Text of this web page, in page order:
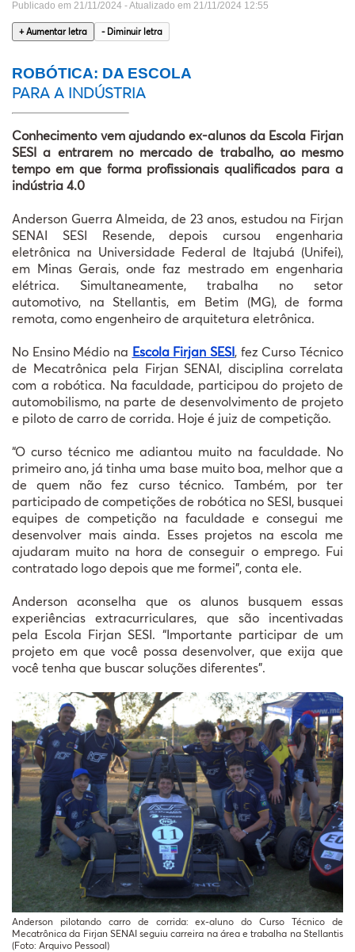
Publicado em 21/11/2024 - Atualizado em 21/11/2024 12:55
+ Aumentar letra - Diminuir letra
ROBÓTICA: DA ESCOLA
PARA A INDÚSTRIA
Conhecimento vem ajudando ex-alunos da Escola Firjan
SESI a entrarem no mercado de trabalho, ao mesmo
tempo em que forma profissionais qualificados para a
indústria 4.0
Anderson Guerra Almeida, de 23 anos, estudou na Firjan
SENAI SESI Resende, depois cursou engenharia
eletrônica na Universidade Federal de Itajubá (Unifei),
em Minas Gerais, onde faz mestrado em engenharia
elétrica. Simultaneamente, trabalha no setor
automotivo, na Stellantis, em Betim (MG), de forma
remota, como engenheiro de arquitetura eletrônica.
No Ensino Médio na Escola Firjan SESI, fez Curso Técnico
de Mecatrônica pela Firjan SENAI, disciplina correlata
com a robótica. Na faculdade, participou do projeto de
automobilismo, na parte de desenvolvimento de projeto
e piloto de carro de corrida. Hoje é juiz de competição.
“O curso técnico me adiantou muito na faculdade. No
primeiro ano, já tinha uma base muito boa, melhor que a
de quem não fez curso técnico. Também, por ter
participado de competições de robótica no SESI, busquei
equipes de competição na faculdade e consegui me
desenvolver mais ainda. Esses projetos na escola me
ajudaram muito na hora de conseguir o emprego. Fui
contratado logo depois que me formei”, conta ele.
Anderson aconselha que os alunos busquem essas
experiências extracurriculares, que são incentivadas
pela Escola Firjan SESI. “Importante participar de um
projeto em que você possa desenvolver, que exija que
você tenha que buscar soluções diferentes”.
Anderson pilotando carro de corrida: ex-aluno do Curso Técnico de
Mecatrônica da Firjan SENAI seguiu carreira na área e trabalha na Stellantis
(Foto: Arquivo Pessoal)